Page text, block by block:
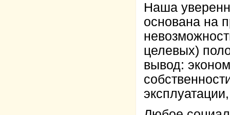
Наша
основана на
целевых)
вывод: